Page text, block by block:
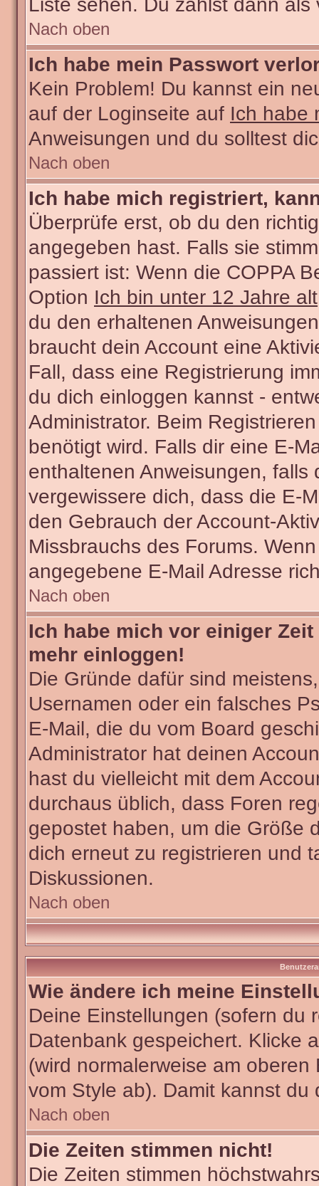
Nach oben
Ich habe mein Passwort
Kein Problem! Du kannst ein
auf der Loginseite auf Ich habe
Anweisungen und du solltest
Nach oben
Ich habe mich registriert,
Überprüfe erst, ob du den
angegeben hast. Falls sie
passiert ist: Wenn die COPPA
Option Ich bin unter 12 Jahre alt
du den erhaltenen
braucht dein Account eine
Fall, dass eine Registrierung
du dich einloggen kannst -
Administrator. Beim
benötigt wird. Falls dir eine E-
enthaltenen Anweisungen,
vergewissere dich, dass die E-
den Gebrauch der Account-
Missbrauchs des Forums.
angegebene E-Mail Adresse
Nach oben
Ich habe mich vor einiger
mehr einloggen!
Die Gründe dafür sind
Usernamen oder ein falsches
E-Mail, die du vom Board
Administrator hat deinen
hast du vielleicht mit dem
durchaus üblich, dass Foren
gepostet haben, um die Größe
dich erneut zu registrieren und
Diskussionen.
Nach oben
Wie ändere ich meine
Deine Einstellungen (sofern du
Datenbank gespeichert. Klicke
(wird normalerweise am
vom Style ab). Damit kannst
Nach oben
Die Zeiten stimmen nicht!
Die Zeiten stimmen